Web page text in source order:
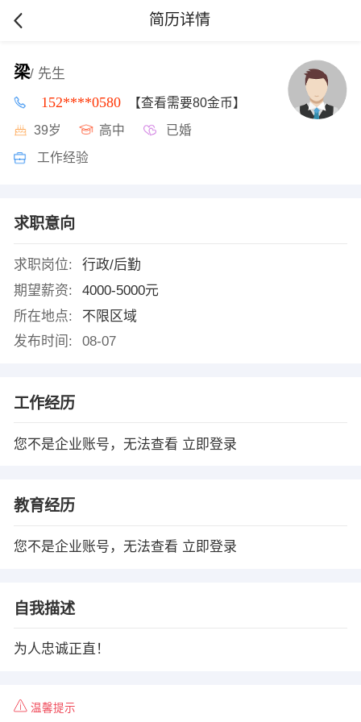
简历详情
梁/ 先生
152****0580 【查看需要80金币】
39岁 高中 已婚
工作经验
求职意向
求职岗位:
行政/后勤
期望薪资:
4000-5000元
所在地点:
不限区域
发布时间:
08-07
工作经历
您不是企业账号，无法查看 立即登录
教育经历
您不是企业账号，无法查看 立即登录
自我描述
为人忠诚正直！
温馨提示